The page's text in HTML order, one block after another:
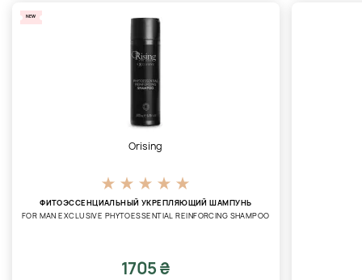
NEW
Orising
ФИТОЭССЕНЦИАЛЬНЫЙ УКРЕПЛЯЮЩИЙ ШАМПУНЬ
FOR MAN EXCLUSIVE PHYTOESSENTIAL REINFORCING SHAMPOO
1705 ₴